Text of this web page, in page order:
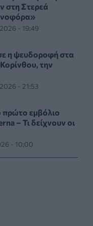
Νείλου: Στο
να προσέχουν
για πιο
μετά το
τα
στη Στερεά
- 19:49
η ψευδοροφή στα
την
- 21:53
εμβόλιο
– Τι δείχνουν οι
- 10:00